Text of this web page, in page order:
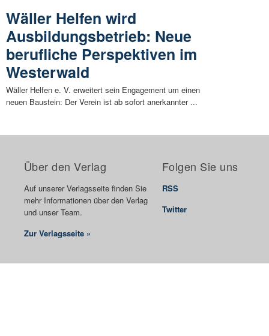
Wäller Helfen wird
Ausbildungsbetrieb: Neue
berufliche Perspektiven im
Westerwald
Wäller Helfen e. V. erweitert sein Engagement um einen
neuen Baustein: Der Verein ist ab sofort anerkannter ...
Über den Verlag
Auf unserer Verlagsseite finden Sie
mehr Informationen über den Verlag
und unser Team.
Zur Verlagsseite »
Folgen Sie uns
RSS
Twitter